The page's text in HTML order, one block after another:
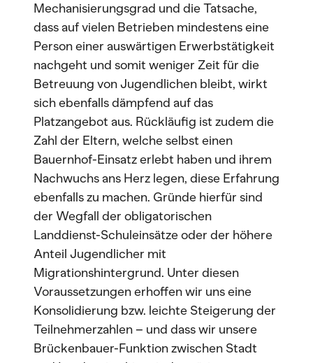
Mechanisierungsgrad und die Tatsache,
dass auf vielen Betrieben mindestens eine
Person einer auswärtigen Erwerbstätigkeit
nachgeht und somit weniger Zeit für die
Betreuung von Jugendlichen bleibt, wirkt
sich ebenfalls dämpfend auf das
Platzangebot aus. Rückläufig ist zudem die
Zahl der Eltern, welche selbst einen
Bauernhof-Einsatz erlebt haben und ihrem
Nachwuchs ans Herz legen, diese Erfahrung
ebenfalls zu machen. Gründe hierfür sind
der Wegfall der obligatorischen
Landdienst-Schuleinsätze oder der höhere
Anteil Jugendlicher mit
Migrationshintergrund. Unter diesen
Voraussetzungen erhoffen wir uns eine
Konsolidierung bzw. leichte Steigerung der
Teilnehmerzahlen – und dass wir unsere
Brückenbauer-Funktion zwischen Stadt